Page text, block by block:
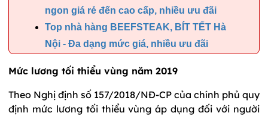
ngon giá rẻ đến cao cấp, nhiều ưu đãi
Top nhà hàng BEEFSTEAK, BÍT TẾT Hà
Nội - Đa dạng mức giá, nhiều ưu đãi
Mức lương tối thiểu vùng năm 2019
Theo Nghị định số 157/2018/NĐ-CP của chính phủ quy
định mức lương tối thiểu vùng áp dụng đối với người